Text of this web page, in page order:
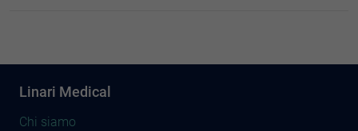
Linari Medical
Chi siamo